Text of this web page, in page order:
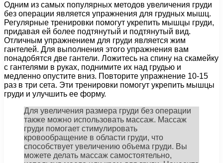
Одним из самых популярных методов увеличения груди
без операции является упражнения для грудных мышц.
Регулярные тренировки помогут укрепить мышцы груди,
придавая ей более подтянутый и подтянутый вид.
Отличным упражнением для груди является жим
гантелей. Для выполнения этого упражнения вам
понадобятся две гантели. Ложитесь на спину на скамейку
с гантелями в руках, поднимите их над грудью и
медленно опустите вниз. Повторите упражнение 10-15
раз в три сета. Эти тренировки помогут укрепить мышцы
груди и улучшить ее форму.
Для увеличения размера груди без операции
также можно использовать массаж. Массаж
груди помогает стимулировать
кровообращение в области груди, что
способствует увеличению объема груди. Вы
можете делать массаж самостоятельно,